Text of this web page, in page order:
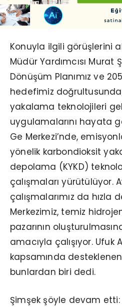
Konuyla ilgili görüşlerini
Müdür Yardımcısı Murat
Dönüşüm Planımız ve
hedefimiz
yakalama teknolojileri
uygulamalarını hayata
Ge Merkezi’nde,
yönelik karbondioksit
depolama (KYKD)
çalışmaları yürütülüyor.
çalışmalarımız da hızla
Merkezimiz, temiz
pazarının
amacıyla çalışıyor. Ufuk
kapsamında
bunlardan biri dedi.
Şimşek şöyle devam